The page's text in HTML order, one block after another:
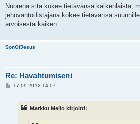
Nuorena sitä kokee tietävänsä kaikenlaista,
jehovantodistajana kokee tietävänsä
arvoisesta kaiken.
SonOfJesus
Re: Havahtumiseni
V17.09.2012 14:07
Markku Meilo kirjoitti: